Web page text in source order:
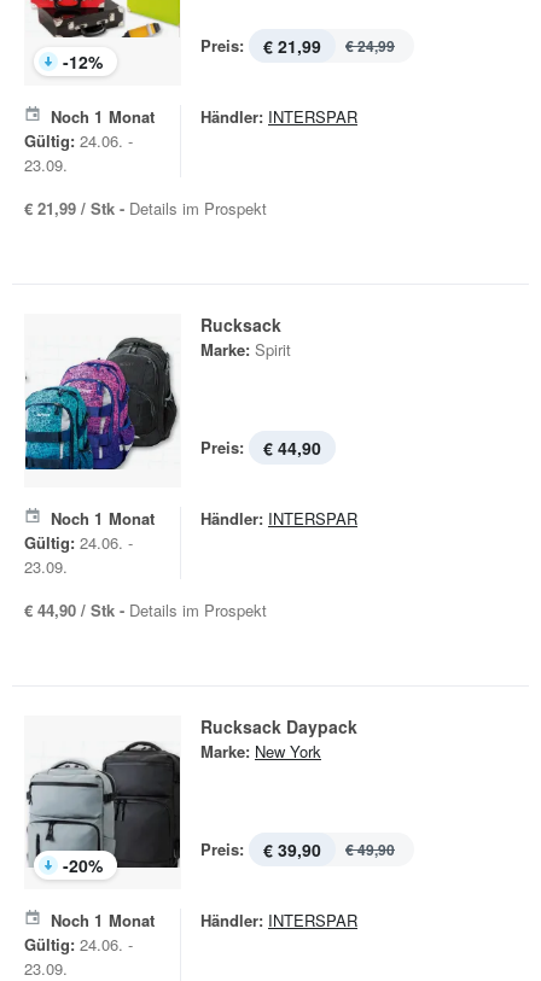
-12%
Preis: € 21,99 € 24,99
Noch 1 Monat
Gültig: 24.06. -
23.09.
Händler: INTERSPAR
€ 21,99 / Stk - Details im Prospekt
Rucksack
Marke: Spirit
Preis: € 44,90
Noch 1 Monat
Gültig: 24.06. -
23.09.
Händler: INTERSPAR
€ 44,90 / Stk - Details im Prospekt
-20%
Rucksack Daypack
Marke: New York
Preis: € 39,90 € 49,90
Noch 1 Monat
Gültig: 24.06. -
23.09.
Händler: INTERSPAR